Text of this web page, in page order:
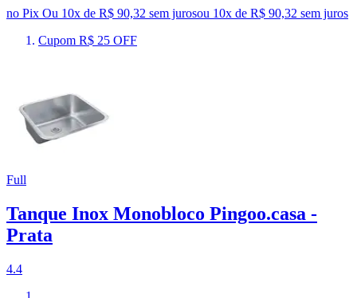
no Pix Ou 10x de R$ 90,32 sem jurosou 10x de R$ 90,32 sem juros
Cupom R$ 25 OFF
Full
Tanque Inox Monobloco Pingoo.casa -
Prata
4.4